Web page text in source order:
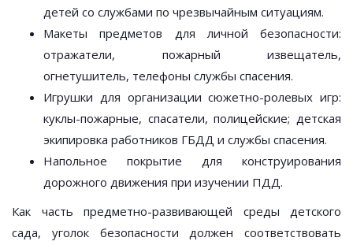
детей со службами по чрезвычайным ситуациям.
Макеты предметов для личной безопасности:
отражатели, пожарный извещатель,
огнетушитель, телефоны службы спасения.
Игрушки для организации сюжетно-ролевых игр:
куклы-пожарные, спасатели, полицейские; детская
экипировка работников ГБДД и службы спасения.
Напольное покрытие для конструирования
дорожного движения при изучении ПДД.
Как часть предметно-развивающей среды детского
сада, уголок безопасности должен соответствовать